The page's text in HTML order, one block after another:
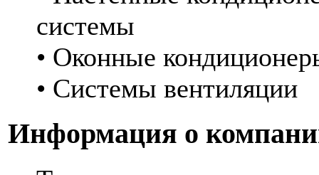
системы
• Оконные
• Системы вентиляции
Информация о